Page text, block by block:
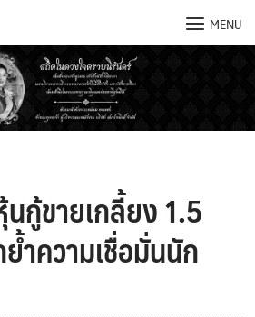
MENU
กู้ขายเกลี้ยง 1.5
ำความเชื่อมั่นนัก